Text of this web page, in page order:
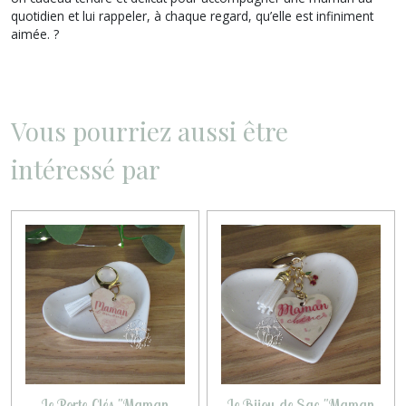
quotidien et lui rappeler, à chaque regard, qu’elle est infiniment
aimée. ?
Vous pourriez aussi être
intéressé par